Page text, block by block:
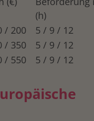
(h)
/ 200
5 / 9 / 12
/ 350
5 / 9 / 12
/ 550 5 / 9 / 12